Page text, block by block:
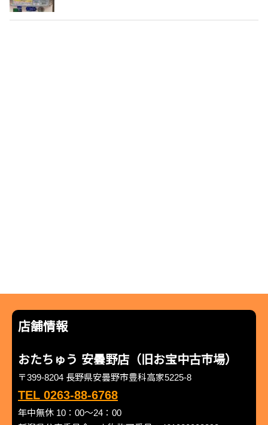
店舗情報
おたちゅう 安曇野店（旧お宝中古市場）
〒399-8204 長野県安曇野市豊科高家5225-8
TEL 0263-88-6768
年中無休 10：00～24：00